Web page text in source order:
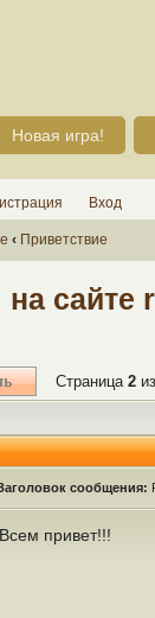
Новая игра!
Вход
‹ Приветствие
сайте
Страница 2 из
сообщения:
Всем привет!!!